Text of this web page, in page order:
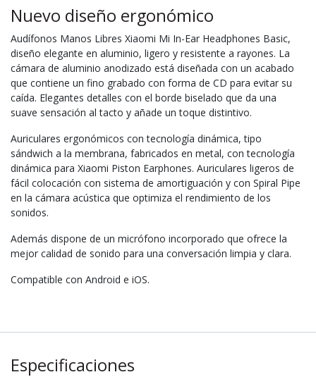
Nuevo diseño ergonómico
Audífonos Manos Libres Xiaomi Mi In-Ear Headphones Basic,
diseño elegante en aluminio, ligero y resistente a rayones. La
cámara de aluminio anodizado está diseñada con un acabado
que contiene un fino grabado con forma de CD para evitar su
caída. Elegantes detalles con el borde biselado que da una
suave sensación al tacto y añade un toque distintivo.
Auriculares ergonómicos con tecnología dinámica, tipo
sándwich a la membrana, fabricados en metal, con tecnología
dinámica para Xiaomi Piston Earphones. Auriculares ligeros de
fácil colocación con sistema de amortiguación y con Spiral Pipe
en la cámara acústica que optimiza el rendimiento de los
sonidos.
Además dispone de un micrófono incorporado que ofrece la
mejor calidad de sonido para una conversación limpia y clara.
Compatible con Android e iOS.
Especificaciones